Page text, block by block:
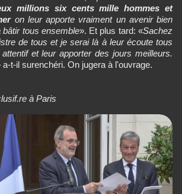
millions six cents mille hommes et
on leur apporte vraiment un avenir bien
bâtir tous ensemble». Et plus tard: «Sachez
de tous et je serai là à leur écoute tous
et leur apporter des jours meilleurs.
a-t-il surenchéri. On jugera à l'ouvrage.
à Paris